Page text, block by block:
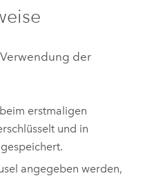
der
erstmaligen
und in
angegeben werden,